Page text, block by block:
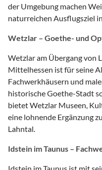
der Umgebung machen
naturreichen Ausflugsziel
Wetzlar – Goethe- und
Wetzlar am Übergang von
Mittelhessen ist für seine
Fachwerkhäusern und
historische Goethe-Stadt
bietet Wetzlar Museen,
eine lohnende Ergänzung
Lahntal.
Idstein im Taunus –